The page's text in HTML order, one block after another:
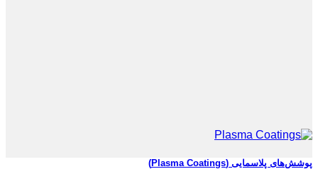
پوشش‌های پلاسمایی (Plasma Coatings)